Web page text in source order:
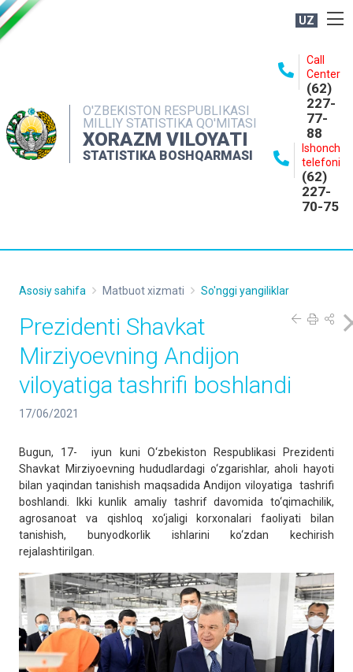
UZ
O'ZBEKISTON RESPUBLIKASI
MILLIY STATISTIKA QO'MITASI
XORAZM VILOYATI
STATISTIKA BOSHQARMASI
Call
Center
(62)
227-
77-
88
Ishonch
telefoni
(62)
227-
70-75
NASHRLAR
INTERAKTIV XIZMATLAR
MATBUOT XIZMATI
Asosiy sahifa Matbuot xizmati So'nggi yangiliklar
Prezidenti Shavkat
Mirziyoevning Andijon
viloyatiga tashrifi boshlandi
17/06/2021
Bugun, 17- iyun kuni O‘zbekiston Respublikasi Prezidenti
Shavkat Mirziyoevning hududlardagi o‘zgarishlar, aholi hayoti
bilan yaqindan tanishish maqsadida Andijon viloyatiga tashrifi
boshlandi. Ikki kunlik amaliy tashrif davomida to‘qimachilik,
agrosanoat va qishloq xo‘jaligi korxonalari faoliyati bilan
tanishish, bunyodkorlik ishlarini ko‘zdan kechirish
rejalashtirilgan.